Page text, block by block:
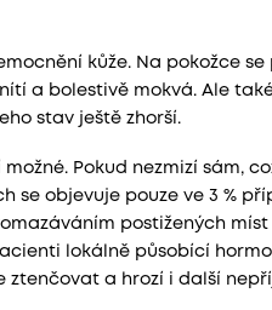
kůže. Na pokožce
a bolestivě mokvá. Ale
stav ještě zhorší.
Pokud nezmizí sám,
se objevuje pouze ve 3 %
postižených
lokálně působící
ztenčovat a hrozí i další